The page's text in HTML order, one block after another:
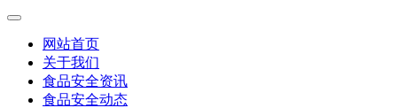
网站首页
关于我们
食品安全资讯
食品安全动态